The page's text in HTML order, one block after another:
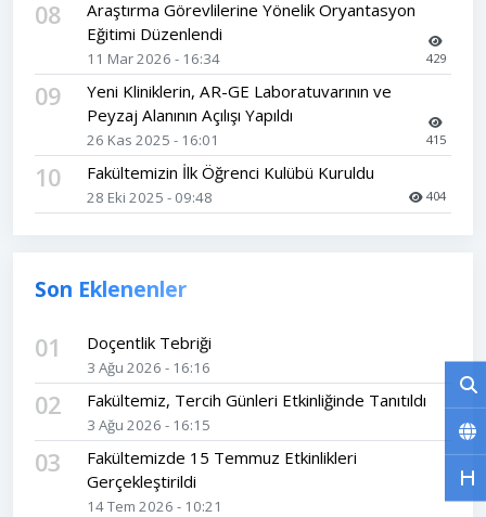
08
Araştırma Görevlilerine Yönelik Oryantasyon
Eğitimi Düzenlendi
11 Mar 2026 - 16:34 429
09
Yeni Kliniklerin, AR-GE Laboratuvarının ve
Peyzaj Alanının Açılışı Yapıldı
26 Kas 2025 - 16:01 415
10 Fakültemizin İlk Öğrenci Kulübü Kuruldu
28 Eki 2025 - 09:48 404
Son Eklenenler
01 Doçentlik Tebriği
3 Ağu 2026 - 16:16
02 Fakültemiz, Tercih Günleri Etkinliğinde Tanıtıldı
3 Ağu 2026 - 16:15
03
Fakültemizde 15 Temmuz Etkinlikleri
Gerçekleştirildi
14 Tem 2026 - 10:21